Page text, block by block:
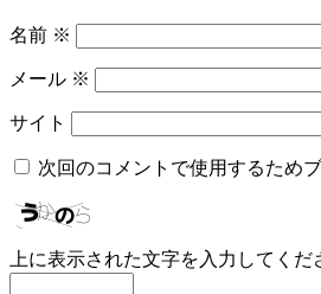
名前 ※
メール ※
サイト
次回のコメントで使用するため
上に表示された文字を入力してくだ